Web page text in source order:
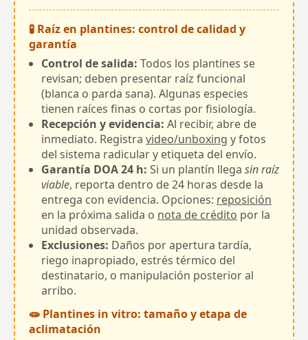
🧪 Raíz en plantines: control de calidad y
garantía
Control de salida: Todos los plantines se
revisan; deben presentar raíz funcional
(blanca o parda sana). Algunas especies
tienen raíces finas o cortas por fisiología.
Recepción y evidencia: Al recibir, abre de
inmediato. Registra video/unboxing y fotos
del sistema radicular y etiqueta del envío.
Garantía DOA 24 h: Si un plantín llega sin raíz
viable, reporta dentro de 24 horas desde la
entrega con evidencia. Opciones: reposición
en la próxima salida o nota de crédito por la
unidad observada.
Exclusiones: Daños por apertura tardía,
riego inapropiado, estrés térmico del
destinatario, o manipulación posterior al
arribo.
🧫 Plantines in vitro: tamaño y etapa de
aclimatación